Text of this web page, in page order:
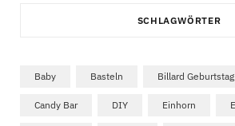
SCHLAGWÖRTER
Baby Basteln Billard Geburtstag
Candy Bar DIY Einhorn